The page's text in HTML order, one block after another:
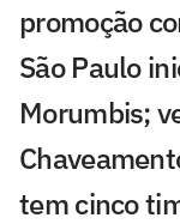
promoção
São Paulo
Morumbis;
tem cinco